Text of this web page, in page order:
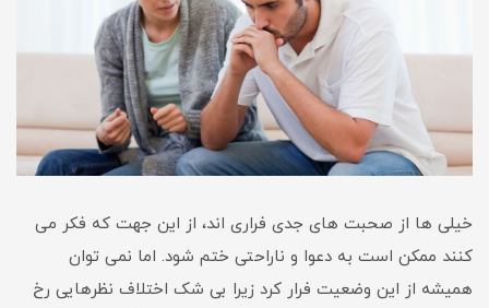
خیلی ها از صحبت های جدی فراری اند، از این جهت که فکر می
کنند ممکن است به دعوا و ناراحتی ختم شود. اما نمی توان
همیشه از این وضعیت فرار کرد زیرا بی شک اختلاف نظرهایی رخ